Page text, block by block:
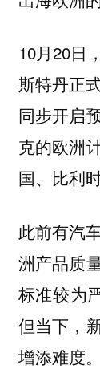
10月20日
斯特丹正
同步开启
克的欧洲
国、比利
此前有汽
洲产品质
标准较为
但当下，
增添难度。